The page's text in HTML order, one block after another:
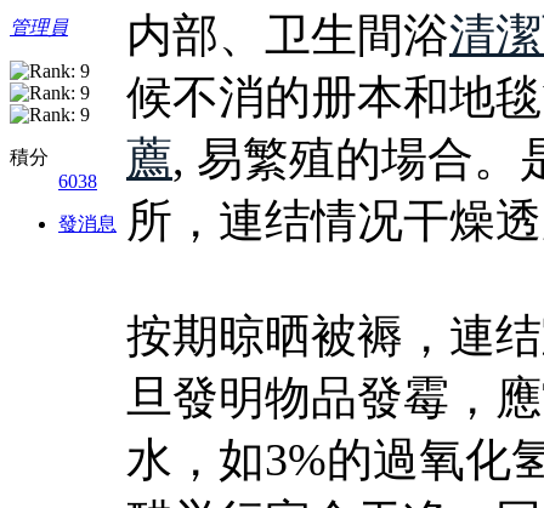
管理員
積分
6038
發消息
内部、卫生間浴清
候不消的册本和地
薦, 易繁殖的場合。
所，連结情况干燥
按期晾晒被褥，連
旦發明物品發霉，
水，如3%的過氧化